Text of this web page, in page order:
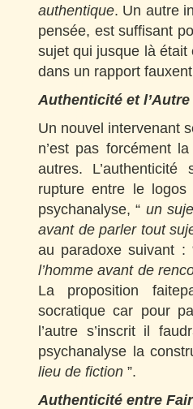
authentique. Un autre
pensée, est suffisant
sujet qui jusque là était
dans un rapport
Authenticité et l’Autre
Un nouvel intervenant
n’est pas forcément
autres.
rupture entre le
psychanalyse, “ un
avant de parler tout
au paradoxe suivant
l’homme avant de
La proposition
socratique car pour
l’autre s’inscrit il
psychanalyse la
lieu de fiction ”.
Authenticité entre